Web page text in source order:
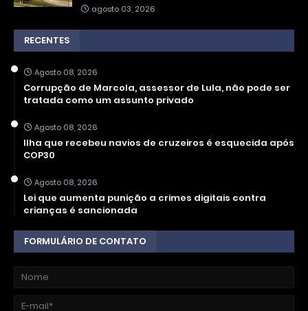
agosto 03, 2026
RECENTES
Agosto 08, 2026
Corrupção de Marcola, assessor de Lula, não pode ser
tratada como um assunto privado
Agosto 08, 2026
Ilha que recebeu navios de cruzeiros é esquecida após
COP30
Agosto 08, 2026
Lei que aumenta punição a crimes digitais contra
crianças é sancionada
FORMULÁRIO DE CONTATO